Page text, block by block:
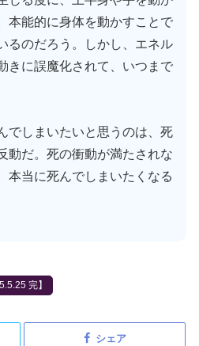
本能的に身体を動かすことで
るのだろう。しかし、エネル
きに誤魔化されて、いつまで
でしまいたいと思うのは、死
動だ。死の衝動が満たされな
本当に死んでしまいたくなる
完】
シェア